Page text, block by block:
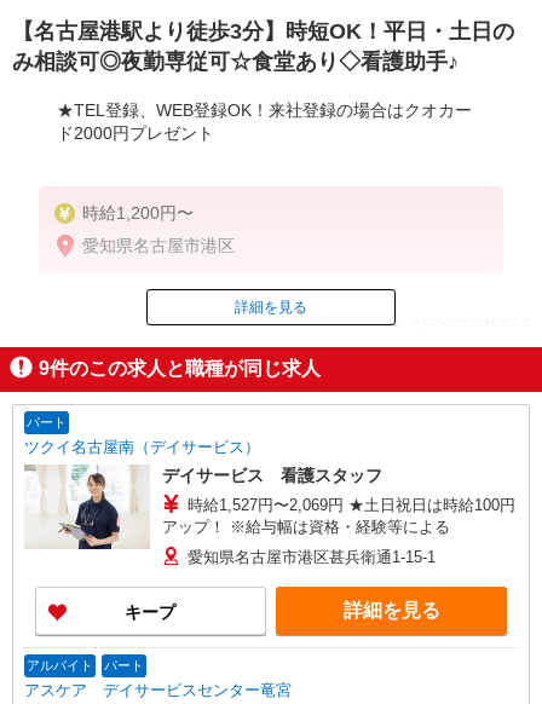
【名古屋港駅より徒歩3分】時短OK！平日・土日の
み相談可◎夜勤専従可☆食堂あり◇看護助手♪
★TEL登録、WEB登録OK！来社登録の場合はクオカー
ド2000円プレゼント
時給1,200円〜
愛知県名古屋市港区
ID：AE0625535517
掲載期間終了
詳細を見る
9件のこの求人と職種が同じ求人
パート
ツクイ名古屋南（デイサービス）
デイサービス 看護スタッフ
時給1,527円〜2,069円 ★土日祝日は時給100円
アップ！ ※給与幅は資格・経験等による
愛知県名古屋市港区甚兵衛通1-15-1
キープ 詳細を見る
アルバイト パート
アスケア デイサービスセンター竜宮